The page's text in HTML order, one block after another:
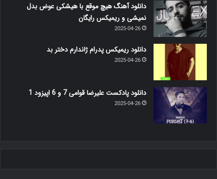
دانلود آهنگ هیچ موقع با هیشکی عوض بدل
نمیشی و ریمیکس رایگان
2025-04-26
دانلود ریمیکس پدرام ژاندارم دختر بد
2025-04-26
دانلود پادکست علیرضا قوامی 7 و 6 اپیزود 1
2025-04-26